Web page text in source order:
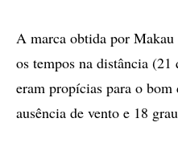
A marca obtida por
os tempos na distância
eram propícias para o bom
ausência de vento e 18